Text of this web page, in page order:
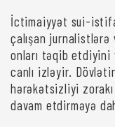
İctimaiyyət sui-
çalışan
onları təqib
canlı izləyir.
hərəkətsizliyi zorakı
davam etdirməyə